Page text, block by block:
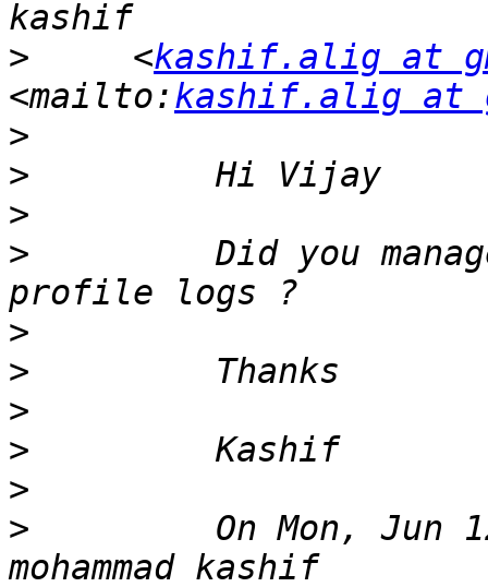
> <kashif.alig at
<mailto:kashif.alig at
>
>
>
> Did you manage
>
>
>
>
>
> On Mon, Jun 12,